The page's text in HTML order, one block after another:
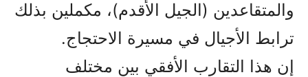
والمتقاعدين (الجيل الأقدم)، مكملين بذلك
ترابط الأجيال في مسيرة الاحتجاج.
إن هذا التقارب الأفقي بين مختلف